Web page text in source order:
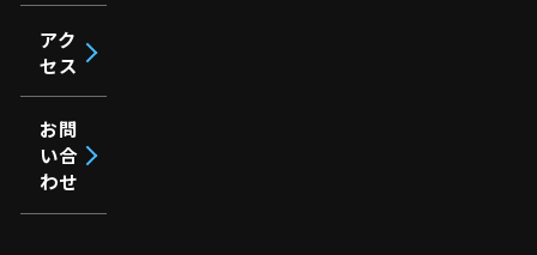
アク
セス
お問
い合
わせ